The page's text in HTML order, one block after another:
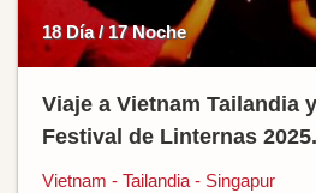
18 Día / 17 Noche
Viaje a Vietnam Tailandia
Festival de Linternas 2025.
Vietnam - Tailandia - Singapur